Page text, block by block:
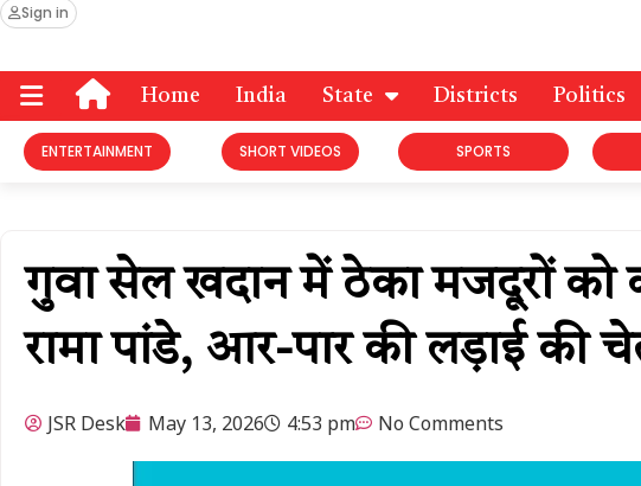
Sign in
Home India State Districts Politics
ENTERTAINMENT SHORT VIDEOS SPORTS
गुवा सेल खदान में ठेका मजदूरों
रामा पांडे, आर-पार की लड़ाई की
JSR Desk May 13, 2026 4:53 pm No Comments